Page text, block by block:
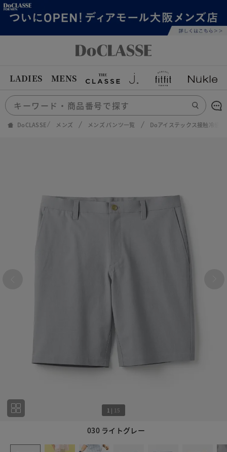
LADIES MENS
DoCLASSE メンズ メンズ パンツ一覧 Doアイステックス接触冷感
030 ライトグレー
1 | 15